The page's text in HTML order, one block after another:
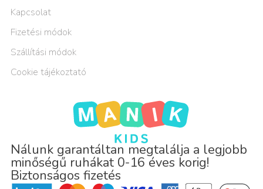
Nálunk garantáltan megtalálja a legjobb
minőségű ruhákat 0-16 éves korig!
Biztonságos fizetés
Kapcsolat
Fizetési módok
Szállítási módok
Cookie tájékoztató